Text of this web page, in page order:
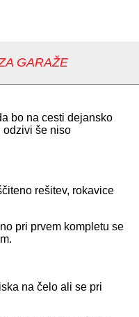
GARAŽE
bo na cesti dejansko
odzivi še niso
rešitev, rokavice
pri prvem kompletu se
na čelo ali se pri